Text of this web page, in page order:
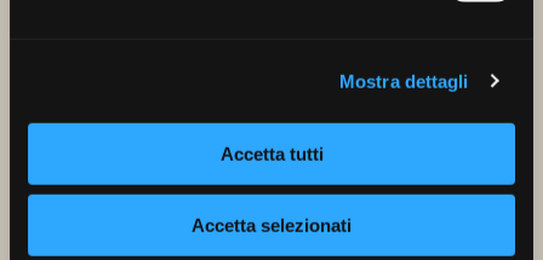
Mostra dettagli
Accetta tutti
Accetta selezionati